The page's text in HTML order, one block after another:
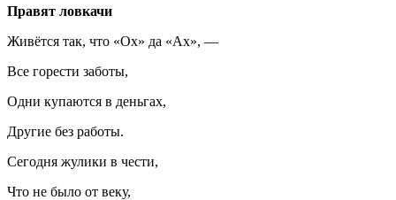
Правят ловкачи
Живётся так, что «Ох» да «Ах», —
Все горести заботы,
Одни купаются в деньгах,
Другие без работы.
Сегодня жулики в чести,
Что не было от веку,